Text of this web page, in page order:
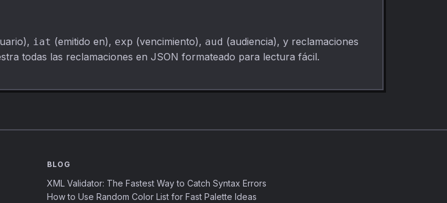
iat (emitido en), exp (vencimiento), aud (audiencia), y reclamaciones
todas las reclamaciones en JSON formateado para lectura fácil.
BLOG
XML Validator: The Fastest Way to Catch Syntax Errors
How to Use Random Color List for Fast Palette Ideas